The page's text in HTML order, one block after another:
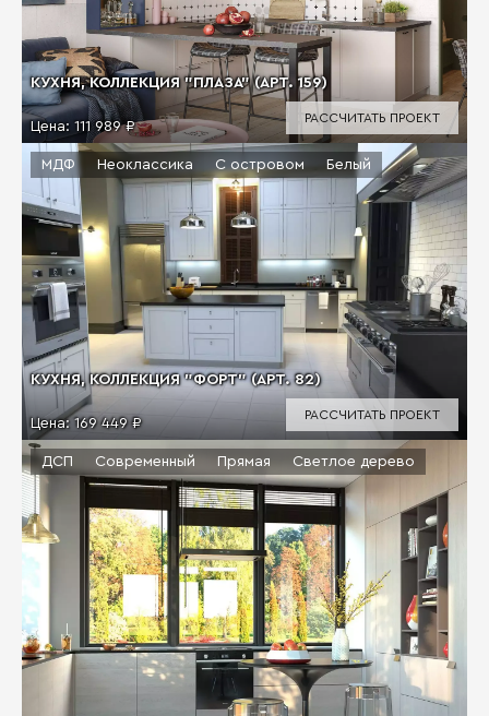
КУХНЯ, КОЛЛЕКЦИЯ "ПЛАЗА" (АРТ. 159)
Цена: 111 989 ₽
РАССЧИТАТЬ ПРОЕКТ
КУХНЯ, КОЛЛЕКЦИЯ "ФОРТ" (АРТ. 82)
Цена: 169 449 ₽
МДФ Неоклассика С островом Белый
РАССЧИТАТЬ ПРОЕКТ
ДСП Современный Прямая Светлое дерево